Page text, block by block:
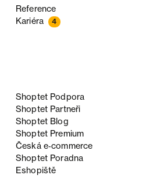
Reference
Kariéra 4
Shoptet Podpora
Shoptet Partneři
Shoptet Blog
Shoptet Premium
Česká e‑commerce
Shoptet Poradna
Eshopiště